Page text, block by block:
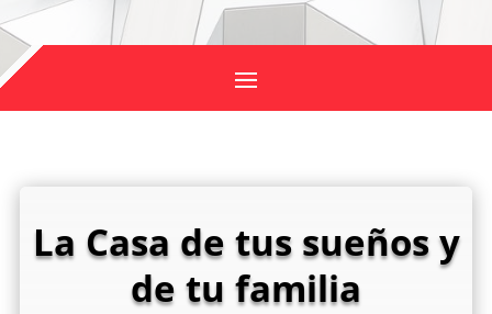
La Casa de tus sueños y
de tu familia